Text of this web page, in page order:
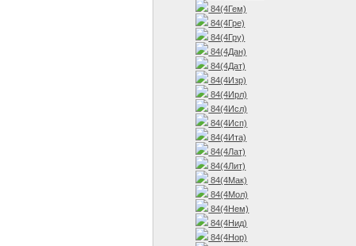
84(4Гем)
84(4Гре)
84(4Гру)
84(4Дан)
84(4Дат)
84(4Изр)
84(4Ирл)
84(4Исл)
84(4Исп)
84(4Ита)
84(4Лат)
84(4Лит)
84(4Мак)
84(4Мол)
84(4Нем)
84(4Нид)
84(4Нор)